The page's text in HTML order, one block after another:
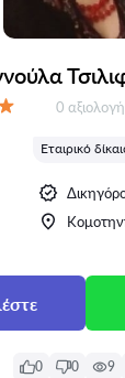
0
Εταιρικό
0 0 9